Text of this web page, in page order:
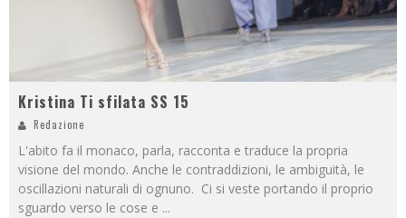
Kristina Ti sfilata SS 15
Redazione
L'abito fa il monaco, parla, racconta e traduce la propria
visione del mondo. Anche le contraddizioni, le ambiguità, le
oscillazioni naturali di ognuno. Ci si veste portando il proprio
sguardo verso le cose e ...